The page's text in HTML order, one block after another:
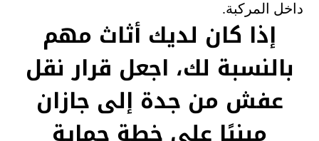
داخل المركبة.
إذا كان لديك أثاث مهم
بالنسبة لك، اجعل قرار نقل
عفش من جدة إلى جازان